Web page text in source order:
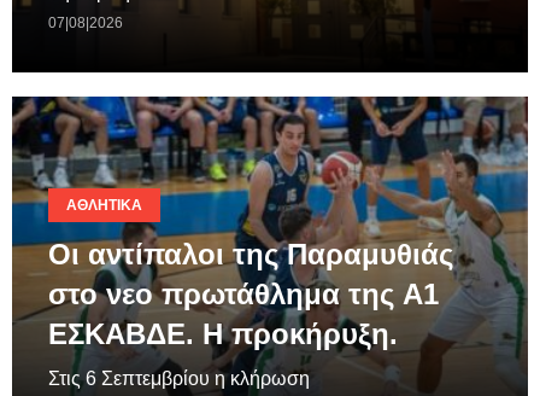
07|08|2026
ΑΘΛΗΤΙΚΆ
Οι αντίπαλοι της Παραμυθιάς
στο νεο πρωτάθλημα της A1
ΕΣΚΑΒΔΕ. Η προκήρυξη.
Στις 6 Σεπτεμβρίου η κλήρωση